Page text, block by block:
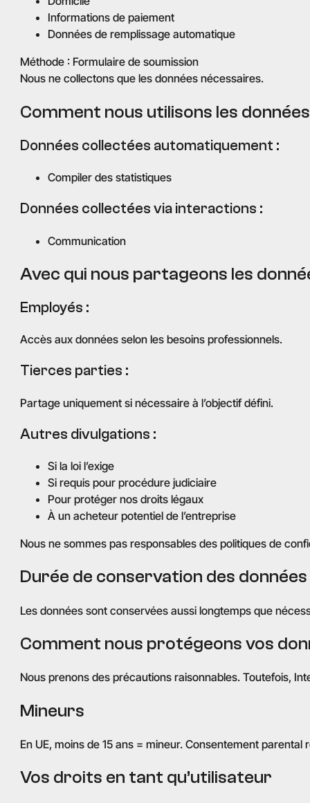
Informations de paiement
Données de remplissage automatique
Méthode : Formulaire de soumission
Nous ne collectons que les données nécessaires.
Comment nous utilisons les
Données collectées automatiquement :
Compiler des statistiques
Données collectées via interactions :
Communication
Avec qui nous partageons les
Employés :
Accès aux données selon les besoins professionnels.
Tierces parties :
Partage uniquement si nécessaire à l’objectif défini.
Autres divulgations :
Si la loi l’exige
Si requis pour procédure judiciaire
Pour protéger nos droits légaux
À un acheteur potentiel de l’entreprise
Nous ne sommes pas responsables des politiques de
Durée de conservation des données
Les données sont conservées aussi longtemps que
Comment nous protégeons vos
Nous prenons des précautions raisonnables. Toutefois,
Mineurs
En UE, moins de 15 ans = mineur. Consentement
Vos droits en tant qu’utilisateur